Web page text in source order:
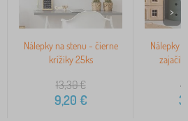
Nálepky na stenu - čierne
krížiky 25ks
13,30€
9,20 €
Nálepky
zajačik
>